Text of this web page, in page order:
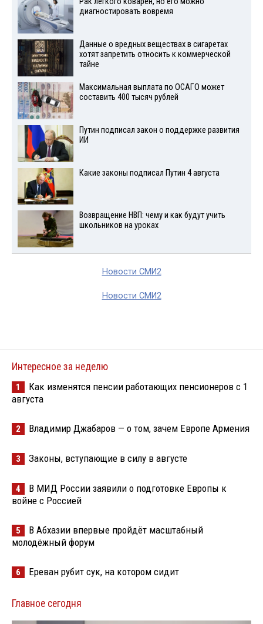
диагностировать вовремя
Данные о вредных веществах в сигаретах
хотят запретить относить к коммерческой
тайне
Максимальная выплата по ОСАГО может
составить 400 тысяч рублей
Путин подписал закон о поддержке развития
ИИ
Какие законы подписал Путин 4 августа
Возвращение НВП: чему и как будут учить
школьников на уроках
Новости СМИ2
Новости СМИ2
Интересное за неделю
1
Как изменятся пенсии работающих пенсионеров с 1
августа
2 Владимир Джабаров — о том, зачем Европе Армения
3 Законы, вступающие в силу в августе
4
В МИД России заявили о подготовке Европы к
войне с Россией
5
В Абхазии впервые пройдёт масштабный
молодёжный форум
6 Ереван рубит сук, на котором сидит
Главное сегодня